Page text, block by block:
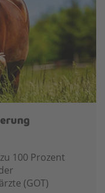
100 Prozent
(GOT)